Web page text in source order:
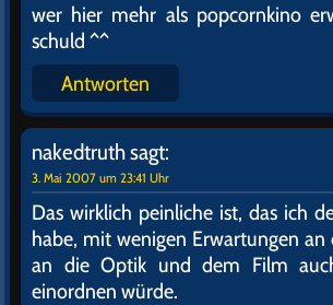
wer hier mehr als popcornkino
schuld ^^
Antworten
nakedtruthsagt:
3. Mai 2007 um 23:41 Uhr
Das wirklich peinliche ist, das ich
habe, mit wenigen Erwartungen an
an die Optik und dem Film
einordnen würde.